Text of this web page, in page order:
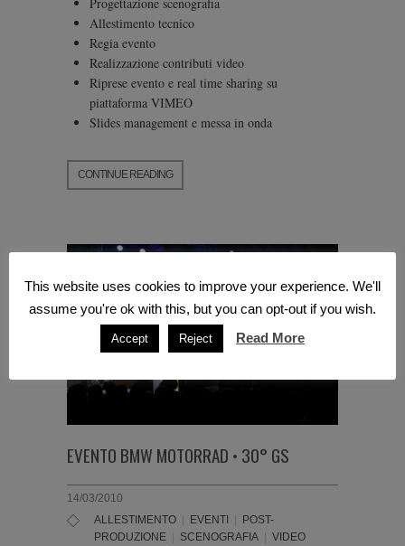
Allestimento tecnico
Regia evento
Realizzazione contributi video
Riprese evento e real time sharing su
piattaforma VIMEO
Slides management e messa in onda
CONTINUE READING
EVENTO BMW MOTORRAD • 30° GS
14/03/2010
ALLESTIMENTO
EVENTI
POST-
PRODUZIONE
SCENOGRAFIA VIDEO
This website uses cookies to improve your experience. We'll
assume you're ok with this, but you can opt-out if you wish.
Accept Reject Read More